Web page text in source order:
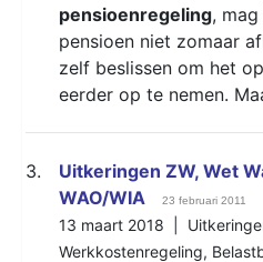
pensioenregeling,
pensioen niet zomaar
zelf beslissen om het
eerder op te nemen.
3.
Uitkeringen ZW, Wet
WAO/WIA
23 februari 2011
13 maart 2018 |
Werkkostenregeling,